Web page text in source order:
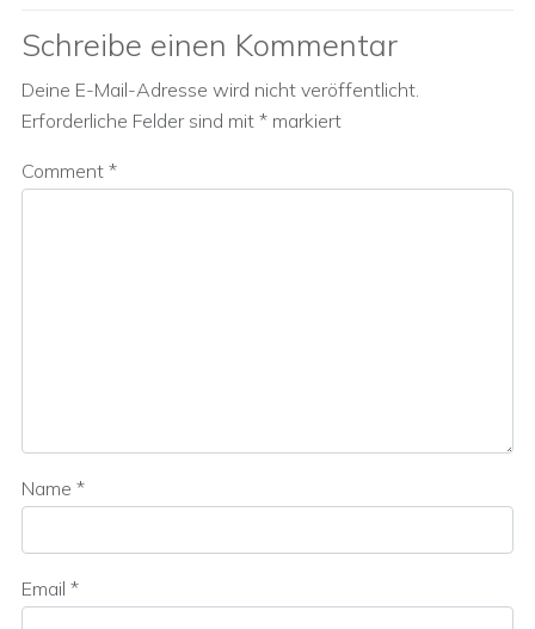
Schreibe einen Kommentar
Deine E-Mail-Adresse wird nicht veröffentlicht.
Erforderliche Felder sind mit * markiert
Comment *
Name *
Email *